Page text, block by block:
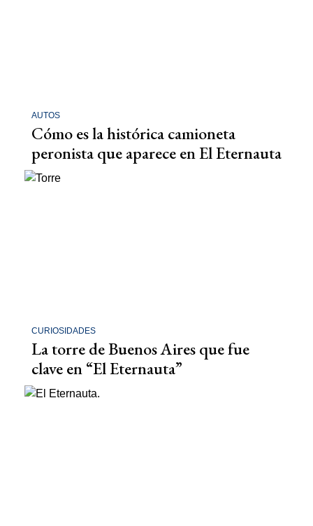
AUTOS
Cómo es la histórica camioneta
peronista que aparece en El Eternauta
CURIOSIDADES
La torre de Buenos Aires que fue
clave en “El Eternauta”